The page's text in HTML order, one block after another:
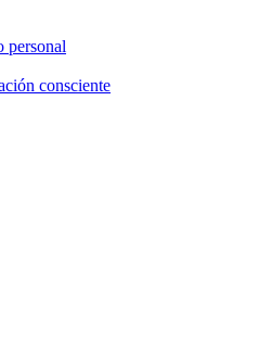
personal
consciente